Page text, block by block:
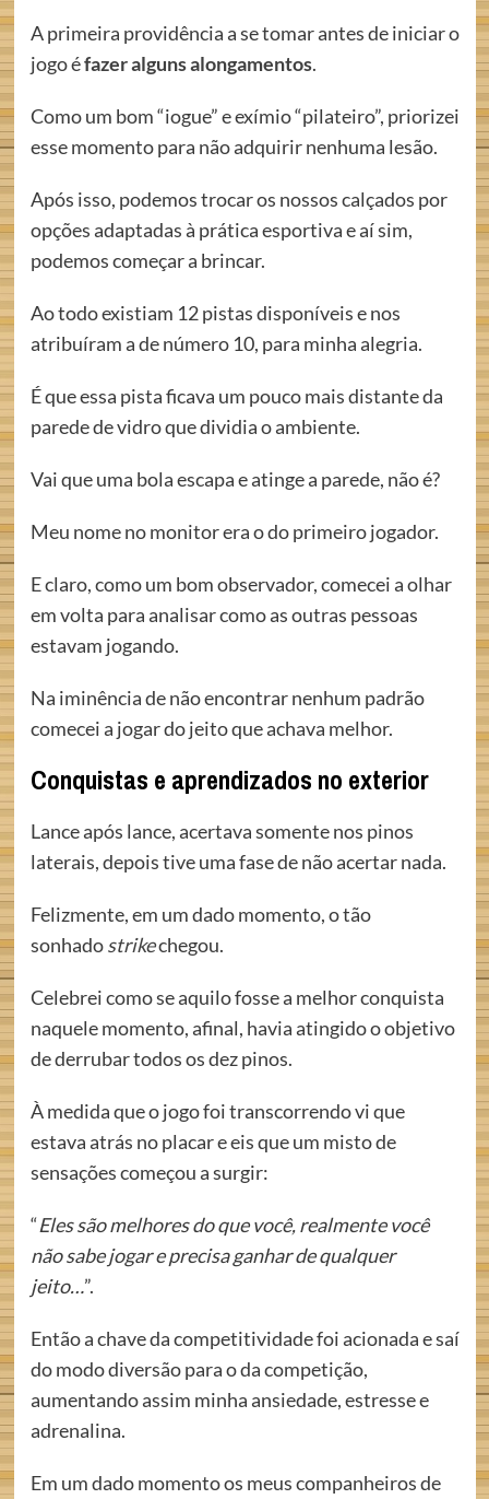
A primeira providência a se tomar antes de iniciar o
jogo éfazer alguns alongamentos.
Como um bom “iogue” e exímio “pilateiro”, priorizei
esse momento para não adquirir nenhuma lesão.
Após isso, podemos trocar os nossos calçados por
opções adaptadas à prática esportiva e aí sim,
podemos começar a brincar.
Ao todo existiam 12 pistas disponíveis e nos
atribuíram a de número 10, para minha alegria.
É que essa pista ficava um pouco mais distante da
parede de vidro que dividia o ambiente.
Vai que uma bola escapa e atinge a parede, não é?
Meu nome no monitor era o do primeiro jogador.
E claro, como um bom observador, comecei a olhar
em volta para analisar como as outras pessoas
estavam jogando.
Na iminência de não encontrar nenhum padrão
comecei a jogar do jeito que achava melhor.
Conquistas e aprendizados no exterior
Lance após lance, acertava somente nos pinos
laterais, depois tive uma fase de não acertar nada.
Felizmente, em um dado momento, o tão
sonhadostrikechegou.
Celebrei como se aquilo fosse a melhor conquista
naquele momento, afinal, havia atingido o objetivo
de derrubar todos os dez pinos.
À medida que o jogo foi transcorrendo vi que
estava atrás no placar e eis que um misto de
sensações começou a surgir:
“Eles são melhores do que você, realmente você
não sabe jogar e precisa ganhar de qualquer
jeito…”.
Então a chave da competitividade foi acionada e saí
do modo diversão para o da competição,
aumentando assim minha ansiedade, estresse e
adrenalina.
Em um dado momento os meus companheiros de